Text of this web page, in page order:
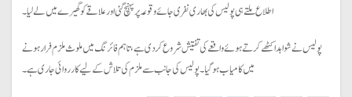
اطلاع ملتے ہی پولیس کی بھاری نفری جائے وقوعہ پر پہنچ گئی اور علاقے کو گھیرے میں لے لیا۔
پولیس نے شواہد اکٹھے کرتے ہوئے واقعے کی تفتیش شروع کر دی ہے، تاہم فائرنگ میں ملوث ملزم فرار ہونے
میں کامیاب ہو گیا۔ پولیس کی جانب سے ملزم کی تلاش کے لیے کارروائی جاری ہے۔